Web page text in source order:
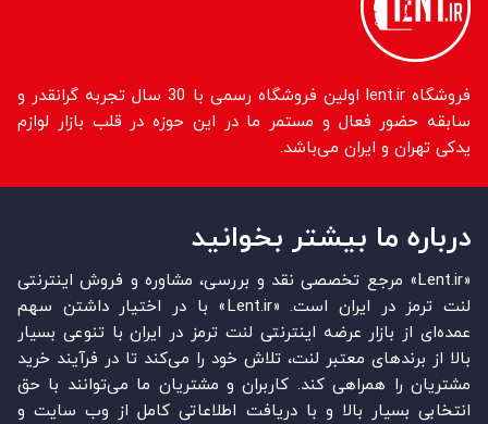
فروشگاه lent.ir اولین فروشگاه رسمی با 30 سال تجربه گرانقدر و
سابقه حضور فعال و مستمر ما در این حوزه در قلب بازار لوازم
یدکی تهران و ایران می‌باشد.
درباره ما بیشتر بخوانید
«Lent.ir» مرجع تخصصی نقد و بررسی، مشاوره و فروش اینترنتی
لنت ترمز در ایران است. «Lent.ir» با در اختیار داشتن سهم
عمده‏‌ای از بازار عرضه اینترنتی لنت ترمز در ایران با تنوعی بسیار
بالا از برندهای معتبر لنت، تلاش خود را می‌‏‏کند تا در فرآیند خرید
مشتریان را همراهی کند. کاربران و مشتریان ما می‏‏‌توانند با حق
انتخابی بسیار بالا و با دریافت اطلاعاتی کامل از وب سایت و